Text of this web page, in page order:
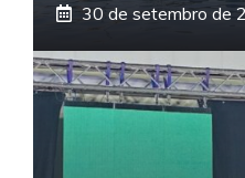
30 de setembro de